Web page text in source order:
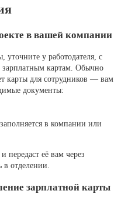
в вашей компании
уточните у работодателя, с
зарплатным картам. Обычно
карты для сотрудников — вам
документы:
в компании или
передаст её вам через
в отделении.
зарплатной карты